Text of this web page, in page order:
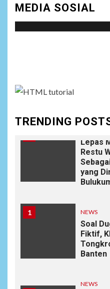
MEDIA SOSIAL
TRENDING
Lepas
Restu
yang
1 NEWS
Soal
Fiktif,
Banten
NEWS